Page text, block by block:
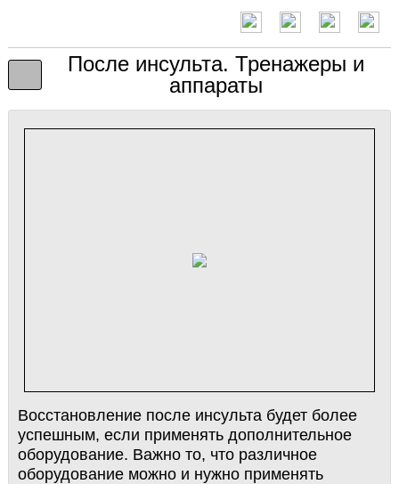
После инсульта. Тренажеры и
аппараты
Восстановление после инсульта будет более
успешным, если применять дополнительное
оборудование. Важно то, что различное
оборудование можно и нужно применять